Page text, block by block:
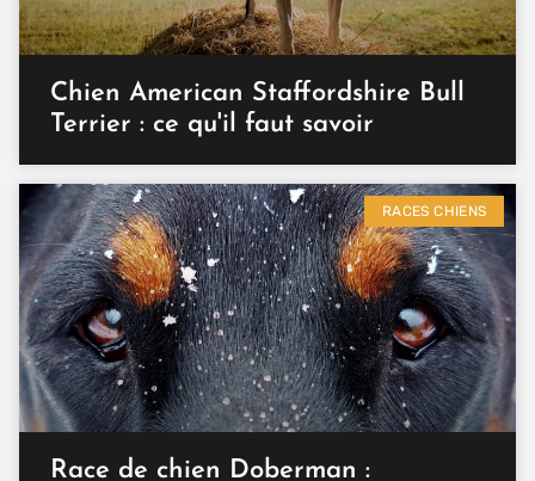
Chien American Staffordshire Bull
Terrier : ce qu'il faut savoir
RACES CHIENS
Race de chien Doberman :